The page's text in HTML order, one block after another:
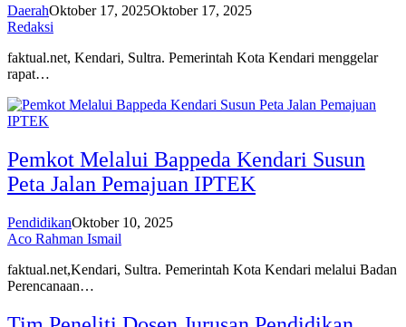
DaerahOktober 17, 2025Oktober 17, 2025
Redaksi
faktual.net, Kendari, Sultra. Pemerintah Kota Kendari menggelar
rapat…
Pemkot Melalui Bappeda Kendari Susun
Peta Jalan Pemajuan IPTEK
PendidikanOktober 10, 2025
Aco Rahman Ismail
faktual.net,Kendari, Sultra. Pemerintah Kota Kendari melalui Badan
Perencanaan…